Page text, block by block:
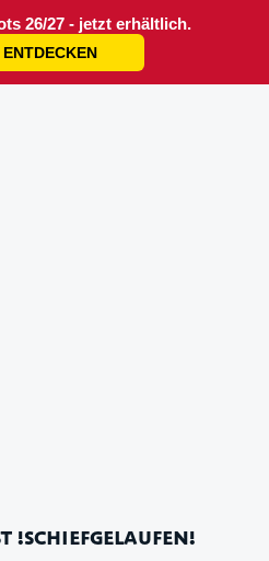
26/27 - jetzt erhältlich.
!SCHIEFGELAUFEN!